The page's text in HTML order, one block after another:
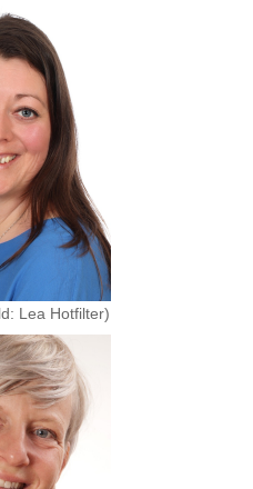
Lea Hotfilter)